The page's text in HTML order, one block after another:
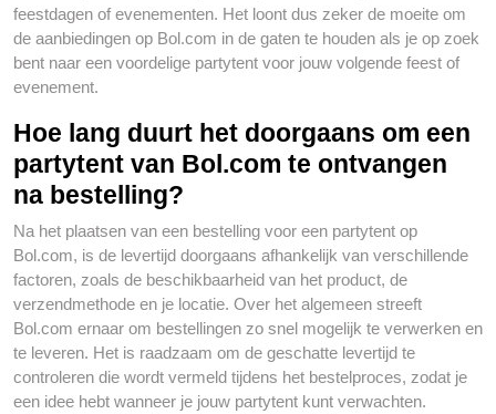
feestdagen of evenementen. Het loont dus zeker de moeite om
de aanbiedingen op Bol.com in de gaten te houden als je op zoek
bent naar een voordelige partytent voor jouw volgende feest of
evenement.
Hoe lang duurt het doorgaans om een
partytent van Bol.com te ontvangen
na bestelling?
Na het plaatsen van een bestelling voor een partytent op
Bol.com, is de levertijd doorgaans afhankelijk van verschillende
factoren, zoals de beschikbaarheid van het product, de
verzendmethode en je locatie. Over het algemeen streeft
Bol.com ernaar om bestellingen zo snel mogelijk te verwerken en
te leveren. Het is raadzaam om de geschatte levertijd te
controleren die wordt vermeld tijdens het bestelproces, zodat je
een idee hebt wanneer je jouw partytent kunt verwachten.